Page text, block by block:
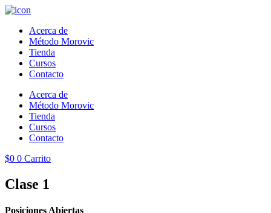
Ir
contenidoAcerca de
Método Morovic
Tienda
Cursos
Contacto
Acerca de
Método Morovic
Tienda
Cursos
Contacto
$0 0 Carrito
Clase 1
Posiciones Abiertas